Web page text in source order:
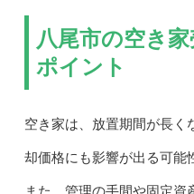
八尾市の空き
ポイント
空き家は、放置期間が長く
却価格にも影響が出る可能